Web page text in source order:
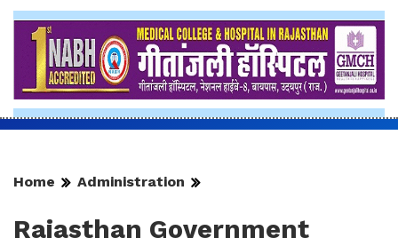
Home Administration
Rajasthan Government